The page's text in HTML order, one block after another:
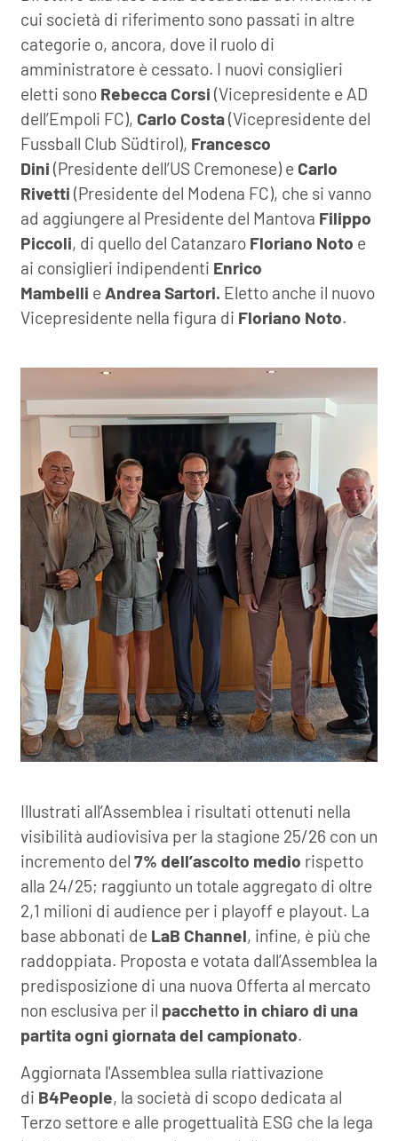
cui società di riferimento sono passati in altre
categorie o, ancora, dove il ruolo di
amministratore è cessato. I nuovi consiglieri
eletti sono Rebecca Corsi (Vicepresidente e AD
dell’Empoli FC), Carlo Costa(Vicepresidente del
Fussball Club Südtirol), Francesco
Dini (Presidente dell’US Cremonese) e Carlo
Rivetti (Presidente del Modena FC), che si vanno
ad aggiungere al Presidente del Mantova Filippo
Piccoli, di quello del Catanzaro Floriano Noto e
ai consiglieri indipendenti Enrico
Mambelli e Andrea Sartori. Eletto anche il nuovo
Vicepresidente nella figura di Floriano Noto.
Illustrati all’Assemblea i risultati ottenuti nella
visibilità audiovisiva per la stagione 25/26 con un
incremento del 7% dell’ascolto medio rispetto
alla 24/25; raggiunto un totale aggregato di oltre
2,1 milioni di audience per i playoff e playout. La
base abbonati de LaB Channel, infine, è più che
raddoppiata. Proposta e votata dall’Assemblea la
predisposizione di una nuova Offerta al mercato
non esclusiva per il pacchetto in chiaro di una
partita ogni giornata del campionato.
Aggiornata l'Assemblea sulla riattivazione
di B4People, la società di scopo dedicata al
Terzo settore e alle progettualità ESG che la lega